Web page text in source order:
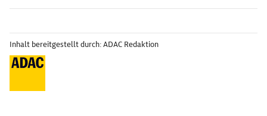
Inhalt bereitgestellt durch: ADAC Redaktion